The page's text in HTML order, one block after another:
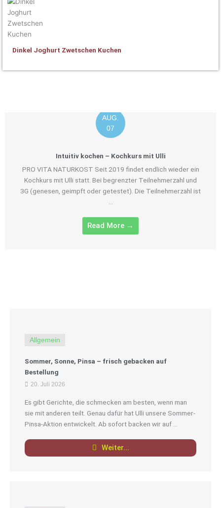
Dinkel Joghurt Zwetschen Kuchen
AUG.
07
Intuitiv kochen – Kochkurs mit Ulli
PRO VITA NATURKOST Seit 2019 findet endlich wieder ein
Kochkurs mit Ulli statt. Bei begrenzter Teilnehmerzahl und
3G (genesen, geimpft oder getestet). Die Teilnehmerzahl ist
Read More →
Allgemein
Sommer, Sonne, Pinsa – frisch gebacken auf
Bestellung
20. Juli 2026
Es gibt Gerichte, die schmecken am besten, wenn man
sie mit anderen teilt. Genau dafür hat Ulli unsere Sommer-
Pinsa-Aktion entwickelt. Ab sofort backen wir auf ...
Weiter...